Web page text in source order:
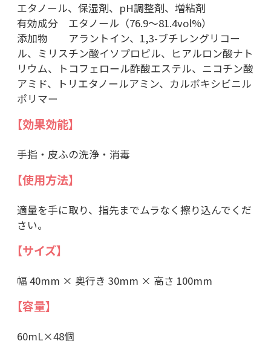
エタノール、保湿剤、pH調整剤、増粘剤
有効成分 エタノール（76.9～81.4vol%）
添加物 アラントイン、1,3-ブチレングリコー
ル、ミリスチン酸イソプロピル、ヒアルロン酸ナト
リウム、トコフェロール酢酸エステル、ニコチン酸
アミド、トリエタノールアミン、カルボキシビニル
ポリマー
【効果効能】
手指・皮ふの洗浄・消毒
【使用方法】
適量を手に取り、指先までムラなく擦り込んでくだ
さい。
【サイズ】
幅 40mm × 奥行き 30mm × 高さ 100mm
【容量】
60mL×48個